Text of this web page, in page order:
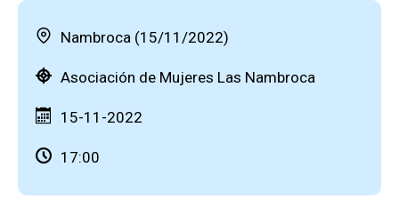
Nambroca (15/11/2022)
Asociación de Mujeres Las Nambroca
15-11-2022
17:00